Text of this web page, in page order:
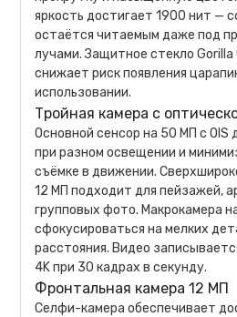
яркость достигает 1900 нит —
остаётся читаемым даже под
лучами. Защитное стекло
снижает риск появления
использовании.
Тройная камера с
Основной сенсор на 50 МП с OIS
при разном освещении и
съёмке в движении.
12 МП подходит для пейзажей,
групповых фото. Макрокамера
сфокусироваться на мелких
расстояния. Видео
4K при 30 кадрах в секунду.
Фронтальная камера 12 МП
Селфи-камера обеспечивает